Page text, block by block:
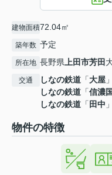
建物面積72.04㎡
築年数 予定
所在地 長野県上田市芳田
交通 しなの鉄道 「大屋
しなの鉄道 「信濃
しなの鉄道 「 田中
物件の特徴